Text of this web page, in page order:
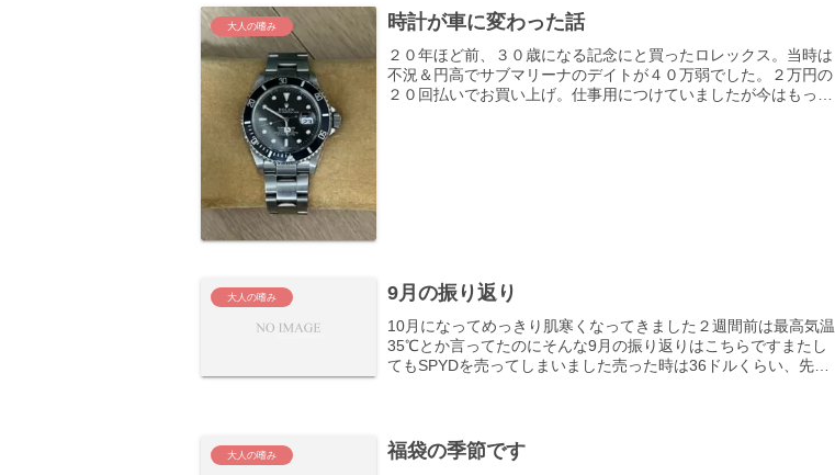
大人の嗜み 時計が車に変わった話
２０年ほど前、３０歳になる記念にと買ったロレックス。当時は
不況＆円高でサブマリーナのデイトが４０万弱でした。２万円の
２０回払いでお買い上げ。仕事用につけていましたが今はもっぱ
大人の嗜み 9月の振り返り
10月になってめっきり肌寒くなってきました２週間前は最高気温
35℃とか言ってたのにそんな9月の振り返りはこちらですまたし
てもSPYDを売ってしまいました売った時は36ドルくらい、先週
大人の嗜み 福袋の季節です